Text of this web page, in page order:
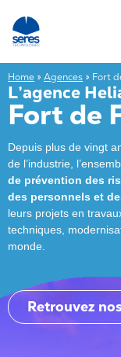
← Retour
Le groupe
Groupe
Calogena
← Retour
Nos secteurs
Hydrogène
Ferroviaire
Robotique
← Retour
Nos
Sûreté de
Soutien
QSSERP
RSE et
← Retour
Nos agences
Aix-en-
Paris
Lyon
Caen
Port de
Home » Agences » Fort
L’agence
Fort de
Depuis plus de vingt
de l’industrie,
de prévention des
des personnels et
leurs projets en
techniques,
monde.
Retrouvez